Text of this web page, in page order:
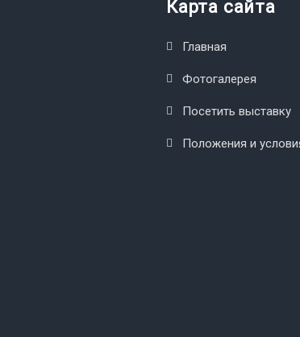
Карта сайта
Главная
Фотогалерея
Посетить выставку
Положения и